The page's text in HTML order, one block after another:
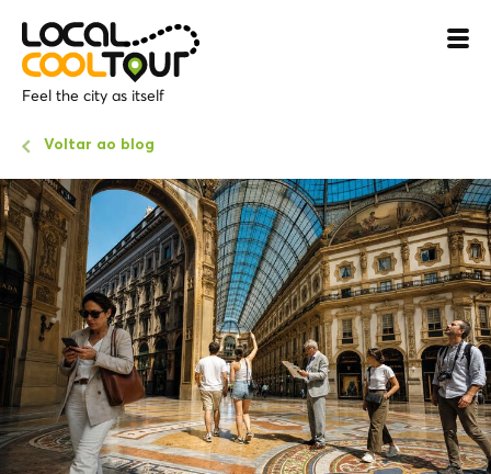
Feel the city as itself
Voltar ao blog